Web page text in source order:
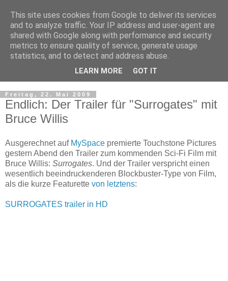
Freitag, 22. Mai 2009
Endlich: Der Trailer für "Surrogates" mit
Bruce Willis
Ausgerechnet auf MySpace premierte Touchstone Pictures
gestern Abend den Trailer zum kommenden Sci-Fi Film mit
Bruce Willis: Surrogates. Und der Trailer verspricht einen
wesentlich beeindruckenderen Blockbuster-Type von Film,
als die kurze Featurette von letztens:
SURROGATES trailer in HD
This site uses cookies from Google to deliver its services
and to analyze traffic. Your IP address and user-agent are
shared with Google along with performance and security
metrics to ensure quality of service, generate usage
statistics, and to detect and address abuse.
LEARN MORE GOT IT